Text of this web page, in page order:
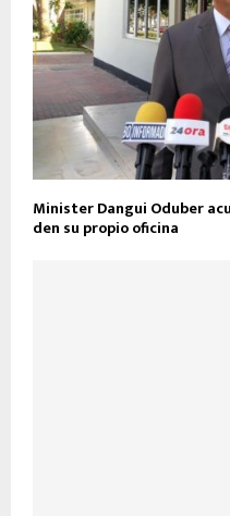
Minister Dangui Oduber
den su propio oficina